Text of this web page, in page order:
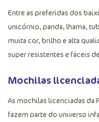
Entre as preferidas dos
unicórnio, panda, lhama,
muita cor, brilho e alta
super resistentes e fáceis
Mochilas
As mochilas licenciadas da
fazem parte do universo